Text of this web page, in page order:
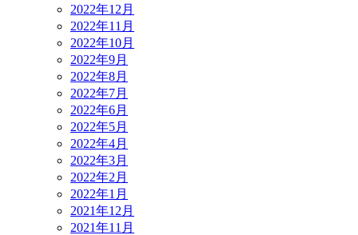
2022年12月
2022年11月
2022年10月
2022年9月
2022年8月
2022年7月
2022年6月
2022年5月
2022年4月
2022年3月
2022年2月
2022年1月
2021年12月
2021年11月